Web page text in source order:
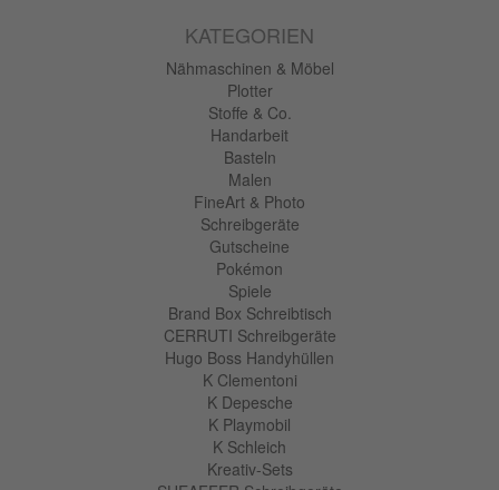
KATEGORIEN
Nähmaschinen & Möbel
Plotter
Stoffe & Co.
Handarbeit
Basteln
Malen
FineArt & Photo
Schreibgeräte
Gutscheine
Pokémon
Spiele
Brand Box Schreibtisch
CERRUTI Schreibgeräte
Hugo Boss Handyhüllen
K Clementoni
K Depesche
K Playmobil
K Schleich
Kreativ-Sets